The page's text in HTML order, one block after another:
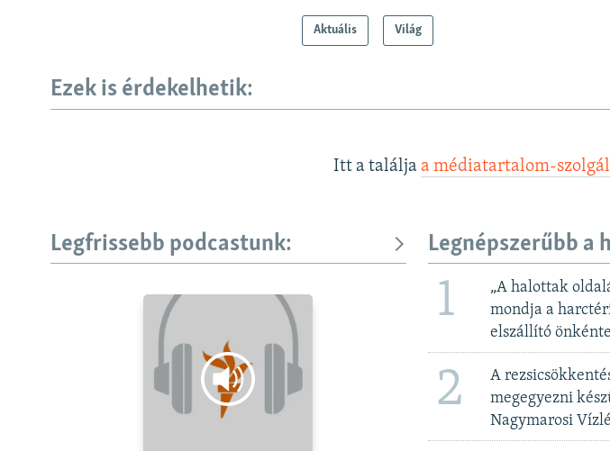
Aktuális Világ
Ezek is érdekelhetik:
Itt a találja a médiatartalom-
Legfrissebb podcastunk: Legnépszerűbb a
1
„A halottak
mondja a
elszállító
2
A
megegyezni
Nagymarosi